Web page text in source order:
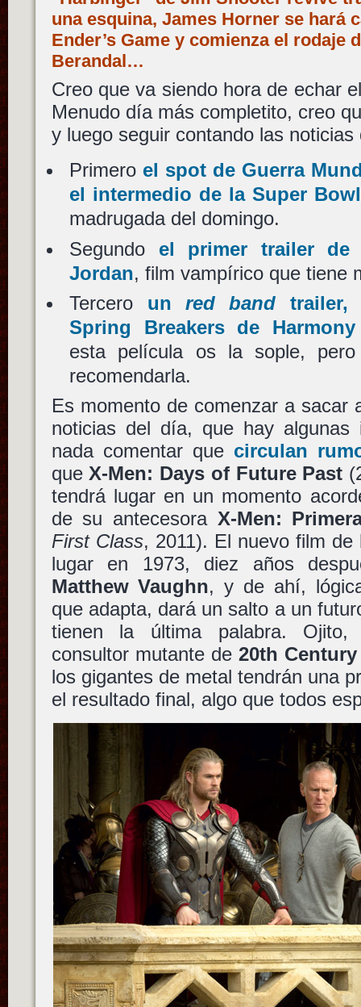
una esquina, James Horner se hará
Ender’s Game y comienza el rodaje
Berandal…
Creo que va siendo hora de echar
Menudo día más completito, creo
y luego seguir contando las noticias
Primero el spot de Guerra
el intermedio de la Super
madrugada del domingo.
Segundo el primer trailer de
Jordan, film vampírico que tiene
Tercero un red band trailer,
Spring Breakers de
esta película os la sople,
recomendarla.
Es momento de comenzar a sacar
noticias del día, que hay algunas
nada comentar que circulan
que X-Men: Days of Future Past
tendrá lugar en un momento
de su antecesora X-Men:
First Class, 2011). El nuevo film
lugar en 1973, diez años
Matthew Vaughn, y de ahí,
que adapta, dará un salto a un
tienen la última palabra.
consultor mutante de 20th
los gigantes de metal tendrán una
el resultado final, algo que todos